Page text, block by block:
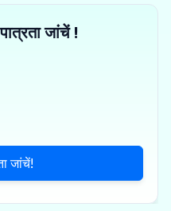
जांचें !
जांचें!